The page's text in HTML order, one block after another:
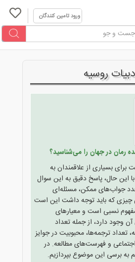
ورود تامین کنندگان
روسیه
رمان در جهان را می‌شناسید؟
بسیاری از علاقمندان به
این حال، پاسخ دقیق به این سوال
جواب‌های ممکن، مسئله‌ای
چیزی که باید توجه داشت این است
نسبی است و معیارهای
وجود دارد، از جمله تعداد
تعداد ترجمه‌ها، محبوبیت در جوایز
و فهرست‌های مطالعه. در
به برسی این موضوع بپردازیم.